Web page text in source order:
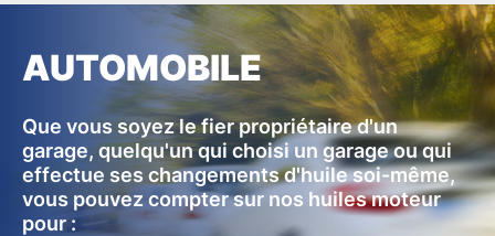
AUTOMOBILE
Que vous soyez le fier propriétaire d'un
garage, quelqu'un qui choisi un garage ou qui
effectue ses changements d'huile soi-même,
vous pouvez compter sur nos huiles moteur
pour :